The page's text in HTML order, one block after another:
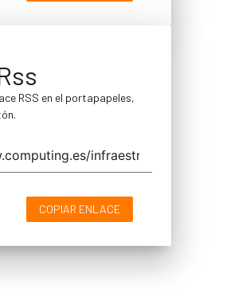
RSS en el portapapeles,
COPIAR ENLACE